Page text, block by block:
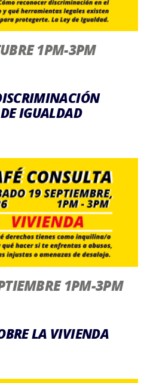
1PM-3PM
IGUALDAD
1PM-3PM
LA VIVIENDA